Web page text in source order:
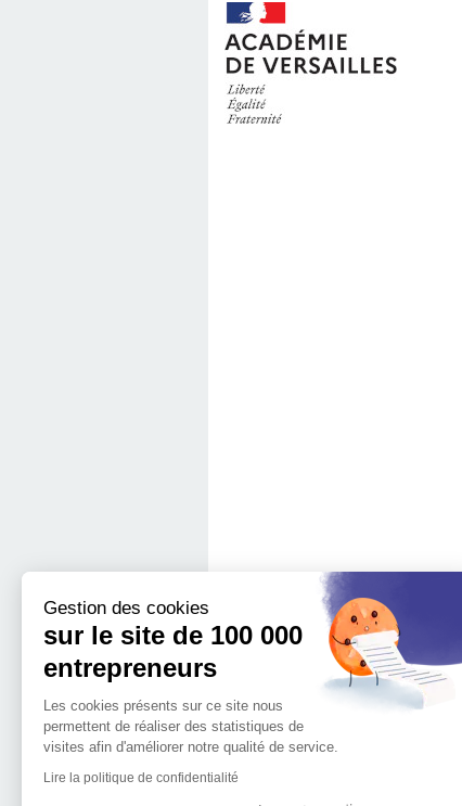
QUI SOMMES-NOUS ?
Notre impact
L'implantation
géographique de 100.000
entrepreneurs
L'équipe de 100 000
Gestion des cookies
sur le site de 100 000
entrepreneurs
Les cookies présents sur ce site nous
permettent de réaliser des statistiques de
visites afin d'améliorer notre qualité de service.
Lire la politique de confidentialité